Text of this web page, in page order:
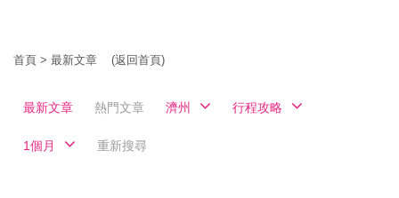
首頁 > 最新文章 (返回首頁)
最新文章 熱門文章 濟州 行程攻略
1個月 重新搜尋